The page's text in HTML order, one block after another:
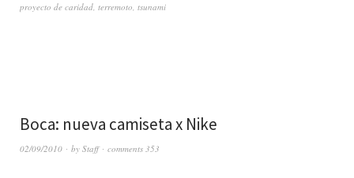
proyecto de caridad, terremoto, tsunami
Boca: nueva camiseta x Nike
02/09/2010 by Staff comments 353